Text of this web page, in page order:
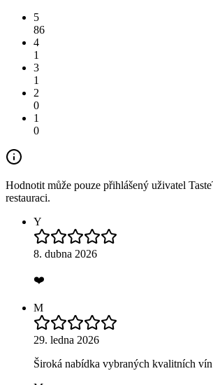
5
86
4
1
3
1
2
0
1
0
Hodnotit může pouze přihlášený uživatel
restauraci.
Y
8. dubna 2026
❤️
M
29. ledna 2026
Široká nabídka vybraných kvalitních